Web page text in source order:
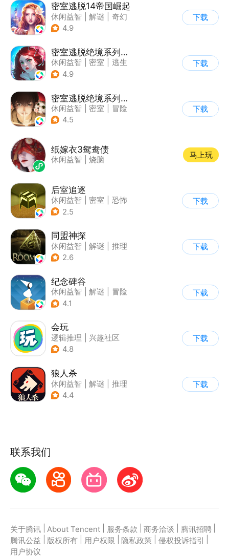
密室逃脱14帝国崛起
休闲益智 解谜
奇幻
| 密室逃脱
4.9
下载
密室逃脱绝境系列4迷失森林
休闲益智 密室
逃生
| 密室逃脱
4.9
下载
密室逃脱绝境系列3画仙奇缘
休闲益智 密室
冒险
| 密室逃脱
4.5
下载
纸嫁衣3鸳鸯债
休闲益智 烧脑
马上玩
后室追逐
休闲益智 密室
恐怖
| 卡通
2.5
下载
同盟神探
休闲益智 解谜
推理
| 密室逃脱
2.6
下载
纪念碑谷
休闲益智 解谜
冒险
| 治愈
4.1
下载
会玩
逻辑推理
兴趣社区
| 桌游类
4.8
下载
狼人杀
休闲益智 解谜
推理
| 狼人杀
4.4
下载
联系我们
关于腾讯 About Tencent 服务条款 商务洽谈 腾讯招聘
腾讯公益
版权所有 用户权限 隐私政策 侵权投诉指引
用户协议